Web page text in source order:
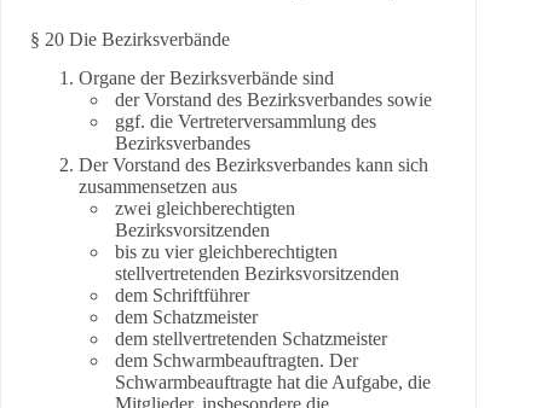
§ 20 Die Bezirksverbände
Organe der Bezirksverbände sind
der Vorstand des Bezirksverbandes sowie
ggf. die Vertreterversammlung des
Bezirksverbandes
Der Vorstand des Bezirksverbandes kann sich
zusammensetzen aus
zwei gleichberechtigten
Bezirksvorsitzenden
bis zu vier gleichberechtigten
stellvertretenden Bezirksvorsitzenden
dem Schriftführer
dem Schatzmeister
dem stellvertretenden Schatzmeister
dem Schwarmbeauftragten. Der
Schwarmbeauftragte hat die Aufgabe, die